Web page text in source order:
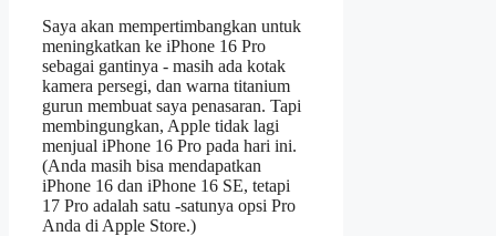
Saya akan mempertimbangkan untuk
meningkatkan ke iPhone 16 Pro
sebagai gantinya - masih ada kotak
kamera persegi, dan warna titanium
gurun membuat saya penasaran. Tapi
membingungkan, Apple tidak lagi
menjual iPhone 16 Pro pada hari ini.
(Anda masih bisa mendapatkan
iPhone 16 dan iPhone 16 SE, tetapi
17 Pro adalah satu -satunya opsi Pro
Anda di Apple Store.)